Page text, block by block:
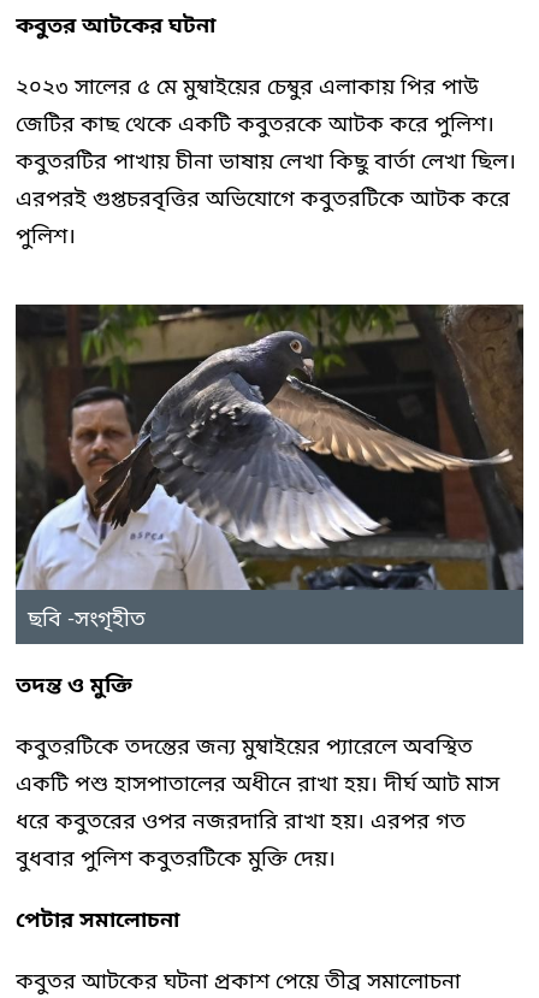
কবুতর আটকের ঘটনা
২০২৩ সালের ৫ মে মুম্বাইয়ের চেম্বুর এলাকায় পির পাউ
জেটির কাছ থেকে একটি কবুতরকে আটক করে পুলিশ।
কবুতরটির পাখায় চীনা ভাষায় লেখা কিছু বার্তা লেখা ছিল।
এরপরই গুপ্তচরবৃত্তির অভিযোগে কবুতরটিকে আটক করে
পুলিশ।
ছবি -সংগৃহীত
তদন্ত ও মুক্তি
কবুতরটিকে তদন্তের জন্য মুম্বাইয়ের প্যারেলে অবস্থিত
একটি পশু হাসপাতালের অধীনে রাখা হয়। দীর্ঘ আট মাস
ধরে কবুতরের ওপর নজরদারি রাখা হয়। এরপর গত
বুধবার পুলিশ কবুতরটিকে মুক্তি দেয়।
পেটার সমালোচনা
কবুতর আটকের ঘটনা প্রকাশ পেয়ে তীব্র সমালোচনা